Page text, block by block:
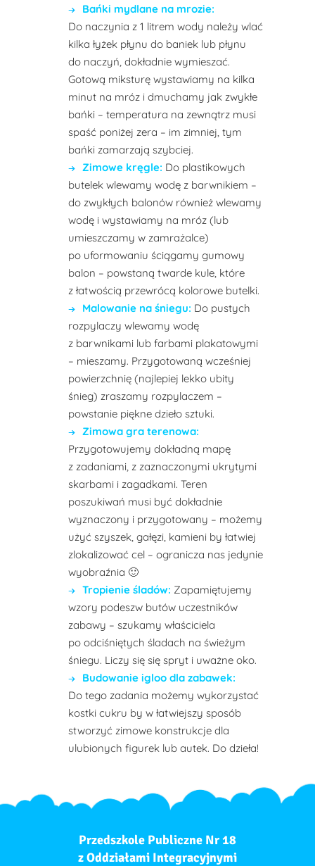
Bańki mydlane na mrozie:
Do naczynia z 1 litrem wody należy wlać
kilka łyżek płynu do baniek lub płynu
do naczyń, dokładnie wymieszać.
Gotową miksturę wystawiamy na kilka
minut na mróz i dmuchamy jak zwykłe
bańki – temperatura na zewnątrz musi
spaść poniżej zera – im zimniej, tym
bańki zamarzają szybciej.
Zimowe kręgle: Do plastikowych
butelek wlewamy wodę z barwnikiem –
do zwykłych balonów również wlewamy
wodę i wystawiamy na mróz (lub
umieszczamy w zamrażalce)
po uformowaniu ściągamy gumowy
balon – powstaną twarde kule, które
z łatwością przewrócą kolorowe butelki.
Malowanie na śniegu: Do pustych
rozpylaczy wlewamy wodę
z barwnikami lub farbami plakatowymi
– mieszamy. Przygotowaną wcześniej
powierzchnię (najlepiej lekko ubity
śnieg) zraszamy rozpylaczem –
powstanie piękne dzieło sztuki.
Zimowa gra terenowa:
Przygotowujemy dokładną mapę
z zadaniami, z zaznaczonymi ukrytymi
skarbami i zagadkami. Teren
poszukiwań musi być dokładnie
wyznaczony i przygotowany – możemy
użyć szyszek, gałęzi, kamieni by łatwiej
zlokalizować cel – ogranicza nas jedynie
wyobraźnia 🙂
Tropienie śladów: Zapamiętujemy
wzory podeszw butów uczestników
zabawy – szukamy właściciela
po odciśniętych śladach na świeżym
śniegu. Liczy się się spryt i uważne oko.
Budowanie igloo dla zabawek:
Do tego zadania możemy wykorzystać
kostki cukru by w łatwiejszy sposób
stworzyć zimowe konstrukcje dla
ulubionych figurek lub autek. Do dzieła!
Przedszkole Publiczne Nr 18
z Oddziałami Integracyjnymi